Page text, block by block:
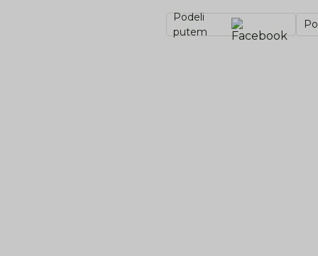
Podeli
putem